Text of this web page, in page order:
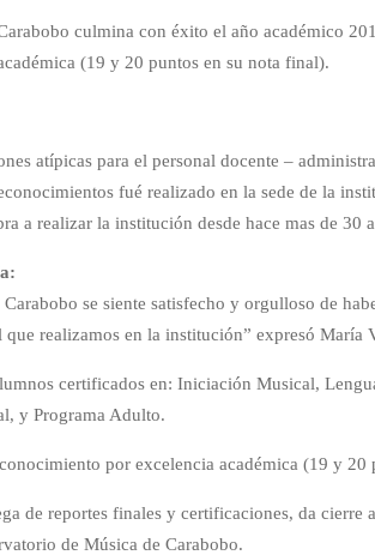
culmina con éxito el año académico
(19 y 20 puntos en su nota final).
atípicas para el personal docente –
fué realizado en la sede de la
a realizar la institución desde hace mas de 30
se siente satisfecho y orgulloso de
realizamos en la institución” expresó María
certificados en: Iniciación Musical,
y Programa Adulto.
por excelencia académica (19 y 20
de reportes finales y certificaciones, da
de Música de Carabobo.